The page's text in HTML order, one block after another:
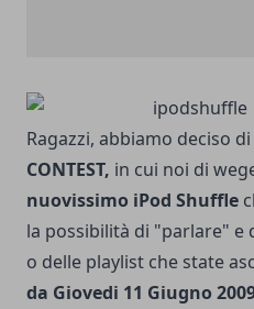
Ragazzi, abbiamo deciso
CONTEST, in cui noi di
nuovissimo iPod Shuffle
la possibilità di "parlare"
o delle playlist che state
da Giovedi 11 Giugno